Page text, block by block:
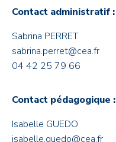
Contact administratif :
Sabrina PERRET
sabrina.perret@cea.fr
04 42 25 79 66
Contact pédagogique :
Isabelle GUEDO
isabelle.guedo@cea.fr